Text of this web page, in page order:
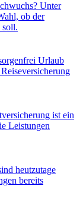
Unter
ob der
Urlaub
ist ein
Leistungen
heutzutage
bereits